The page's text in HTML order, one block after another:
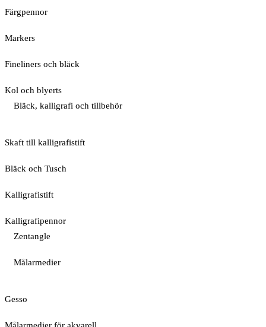
Färgpennor
Markers
Fineliners och bläck
Kol och blyerts
Bläck, kalligrafi och tillbehör
Skaft till kalligrafistift
Bläck och Tusch
Kalligrafistift
Kalligrafipennor
Zentangle
Målarmedier
Gesso